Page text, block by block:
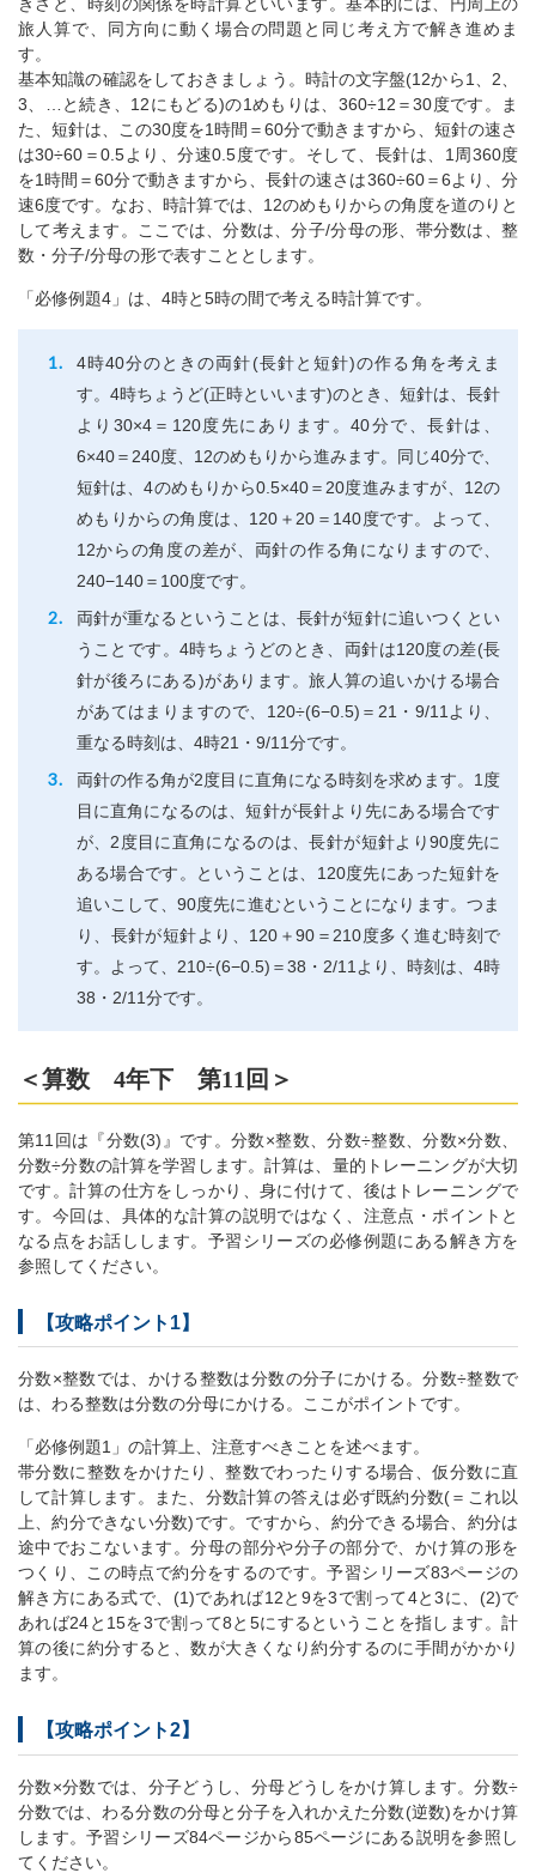
旅人算で、同方向に動く場合の問題と同じ考え方で解き進めま
す。
基本知識の確認をしておきましょう。時計の文字盤(12から1、2、
3、…と続き、12にもどる)の1めもりは、360÷12＝30度です。ま
た、短針は、この30度を1時間＝60分で動きますから、短針の速さ
は30÷60＝0.5より、分速0.5度です。そして、長針は、1周360度
を1時間＝60分で動きますから、長針の速さは360÷60＝6より、分
速6度です。なお、時計算では、12のめもりからの角度を道のりと
して考えます。ここでは、分数は、分子/分母の形、帯分数は、整
数・分子/分母の形で表すこととします。
「必修例題4」は、4時と5時の間で考える時計算です。
4時40分のときの両針(長針と短針)の作る角を考えま
す。4時ちょうど(正時といいます)のとき、短針は、長針
より30×4＝120度先にあります。40分で、長針は、
6×40＝240度、12のめもりから進みます。同じ40分で、
短針は、4のめもりから0.5×40＝20度進みますが、12の
めもりからの角度は、120＋20＝140度です。よって、
12からの角度の差が、両針の作る角になりますので、
240−140＝100度です。
両針が重なるということは、長針が短針に追いつくとい
うことです。4時ちょうどのとき、両針は120度の差(長
針が後ろにある)があります。旅人算の追いかける場合
があてはまりますので、120÷(6−0.5)＝21・9/11より、
重なる時刻は、4時21・9/11分です。
両針の作る角が2度目に直角になる時刻を求めます。1度
目に直角になるのは、短針が長針より先にある場合です
が、2度目に直角になるのは、長針が短針より90度先に
ある場合です。ということは、120度先にあった短針を
追いこして、90度先に進むということになります。つま
り、長針が短針より、120＋90＝210度多く進む時刻で
す。よって、210÷(6−0.5)＝38・2/11より、時刻は、4時
38・2/11分です。
＜算数 4年下 第11回＞
第11回は『分数(3)』です。分数×整数、分数÷整数、分数×分数、
分数÷分数の計算を学習します。計算は、量的トレーニングが大切
です。計算の仕方をしっかり、身に付けて、後はトレーニングで
す。今回は、具体的な計算の説明ではなく、注意点・ポイントと
なる点をお話しします。予習シリーズの必修例題にある解き方を
参照してください。
【攻略ポイント1】
分数×整数では、かける整数は分数の分子にかける。分数÷整数で
は、わる整数は分数の分母にかける。ここがポイントです。
「必修例題1」の計算上、注意すべきことを述べます。
帯分数に整数をかけたり、整数でわったりする場合、仮分数に直
して計算します。また、分数計算の答えは必ず既約分数(＝これ以
上、約分できない分数)です。ですから、約分できる場合、約分は
途中でおこないます。分母の部分や分子の部分で、かけ算の形を
つくり、この時点で約分をするのです。予習シリーズ83ページの
解き方にある式で、(1)であれば12と9を3で割って4と3に、(2)で
あれば24と15を3で割って8と5にするということを指します。計
算の後に約分すると、数が大きくなり約分するのに手間がかかり
ます。
【攻略ポイント2】
分数×分数では、分子どうし、分母どうしをかけ算します。分数÷
分数では、わる分数の分母と分子を入れかえた分数(逆数)をかけ算
します。予習シリーズ84ページから85ページにある説明を参照し
てください。